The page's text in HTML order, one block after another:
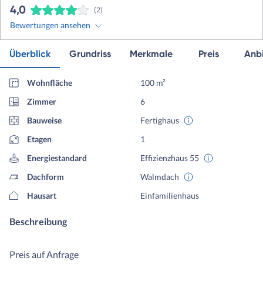
4,0 (2)
Bewertungen ansehen
Überblick Grundriss Merkmale Preis
Wohnfläche
100 m²
Zimmer
6
Bauweise
Fertighaus
Etagen
1
Energiestandard
Effizienzhaus 55
Dachform
Walmdach
Hausart
Einfamilienhaus
Beschreibung
Preis auf Anfrage